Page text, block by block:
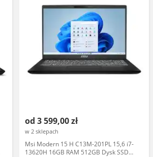
od 3 599,00 zł
w 2 sklepach
Msi Modern 15 H C13M-201PL 15,6 i7-
13620H 16GB RAM 512GB Dysk SSD